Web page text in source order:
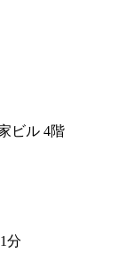
ビル 4階
分